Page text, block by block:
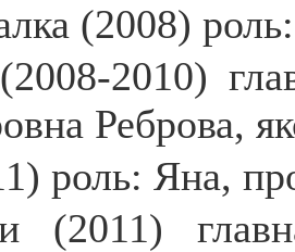
(2008)
2010)
Реброва,
роль: Яна,
(2011)